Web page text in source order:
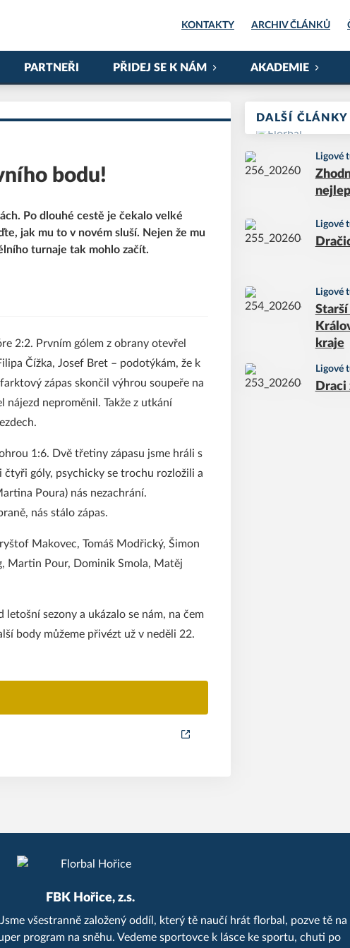
KONTAKTY ARCHIV ČLÁNKŮ
PARTNEŘI PŘIDEJ SE K NÁM AKADEMIE
DALŠÍ
Ligové
Ligové
Ligové
kraje
Ligové
bodu!
Po dlouhé cestě je čekalo velké
jak mu to v novém sluší. Nejen že mu
turnaje tak mohlo začít.
2:2. Prvním gólem z obrany otevřel
Čížka, Josef Bret – podotýkám, že k
zápas skončil výhrou soupeře na
nájezd neproměnil. Takže z utkání
1:6. Dvě třetiny zápasu jsme hráli s
čtyři góly, psychicky se trochu rozložili a
Poura) nás nezachrání.
nás stálo zápas.
Makovec, Tomáš Modřický, Šimon
Martin Pour, Dominik Smola, Matěj
sezony a ukázalo se nám, na čem
body můžeme přivézt už v neděli 22.
FBK Hořice, z.s.
všestranně založený oddíl, který tě naučí hrát florbal, pozve tě na
program na sněhu. Vedeme sportovce k lásce ke sportu, chuti po